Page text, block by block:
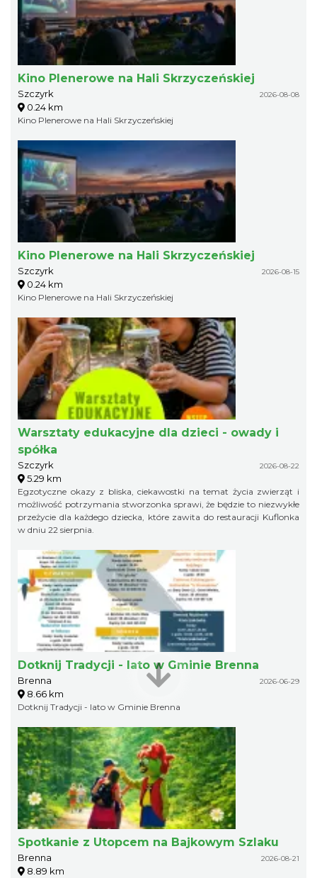
Kino Plenerowe na Hali Skrzyczeńskiej
Szczyrk 2026-08-08
0.24 km
Kino Plenerowe na Hali Skrzyczeńskiej
Kino Plenerowe na Hali Skrzyczeńskiej
Szczyrk 2026-08-15
0.24 km
Kino Plenerowe na Hali Skrzyczeńskiej
Warsztaty edukacyjne dla dzieci - owady i
spółka
Szczyrk 2026-08-22
5.29 km
Egzotyczne okazy z bliska, ciekawostki na temat życia zwierząt i
możliwość potrzymania stworzonka sprawi, że będzie to niezwykłe
przeżycie dla każdego dziecka, które zawita do restauracji Kuflonka
w dniu 22 sierpnia.
Dotknij Tradycji - lato w Gminie Brenna
Brenna 2026-06-29
8.66 km
Dotknij Tradycji - lato w Gminie Brenna
Spotkanie z Utopcem na Bajkowym Szlaku
Brenna 2026-08-21
8.89 km